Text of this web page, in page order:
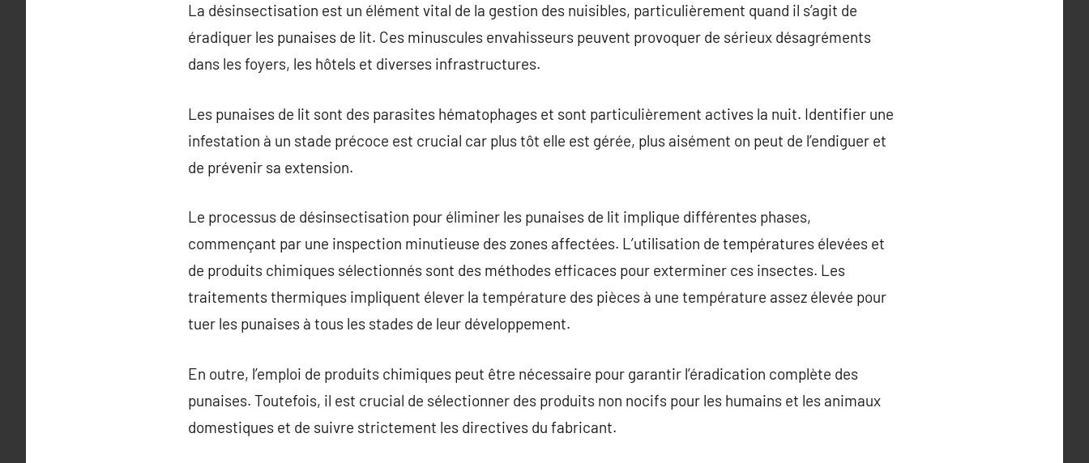
La désinsectisation est un élément vital de la gestion des nuisibles, particulièrement quand il s’agit de
éradiquer les punaises de lit. Ces minuscules envahisseurs peuvent provoquer de sérieux désagréments
dans les foyers, les hôtels et diverses infrastructures.
Les punaises de lit sont des parasites hématophages et sont particulièrement actives la nuit. Identifier une
infestation à un stade précoce est crucial car plus tôt elle est gérée, plus aisément on peut de l’endiguer et
de prévenir sa extension.
Le processus de désinsectisation pour éliminer les punaises de lit implique différentes phases,
commençant par une inspection minutieuse des zones affectées. L’utilisation de températures élevées et
de produits chimiques sélectionnés sont des méthodes efficaces pour exterminer ces insectes. Les
traitements thermiques impliquent élever la température des pièces à une température assez élevée pour
tuer les punaises à tous les stades de leur développement.
En outre, l’emploi de produits chimiques peut être nécessaire pour garantir l’éradication complète des
punaises. Toutefois, il est crucial de sélectionner des produits non nocifs pour les humains et les animaux
domestiques et de suivre strictement les directives du fabricant.